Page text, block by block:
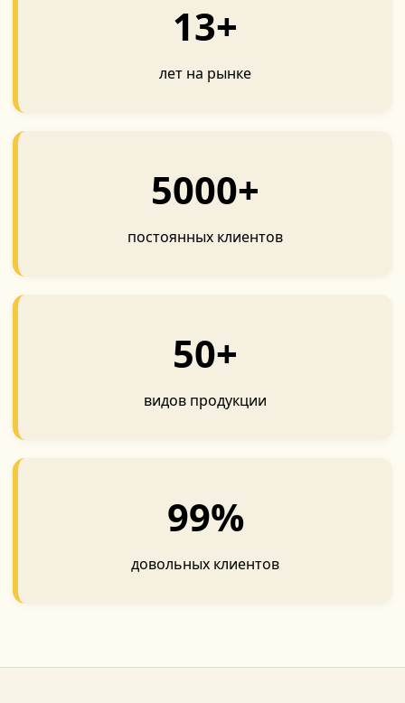
13+
лет на рынке
5000+
постоянных клиентов
50+
видов продукции
99%
довольных клиентов